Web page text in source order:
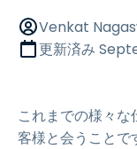
Venkat
更新済み
これまでの様々
客様と会うことで